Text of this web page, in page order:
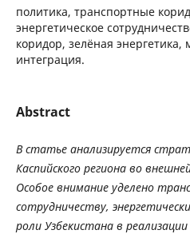
политика, транспортные
энергетическое
коридор, зелёная энергетика,
интеграция.
Abstract
В статье анализируется
Каспийского региона во
Особое внимание уделено
сотрудничеству,
роли Узбекистана в реализации